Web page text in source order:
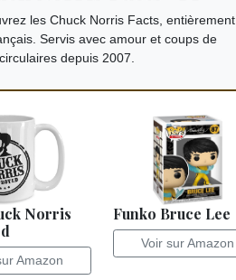
les Chuck Norris Facts, entièrement
Servis avec amour et coups de
depuis 2007.
Norris
Amazon
Funko Bruce Lee
Voir sur Amazon